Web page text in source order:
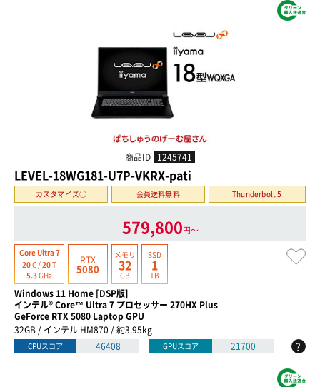
商品ID 1245741
LEVEL-18WG181-U7P-VKRX-pati
カスタマイズ○ 会員送料無料 Thunderbolt 5
579,800円〜
Core Ultra 7
20C /20T
5.3GHz
RTX
5080
メモリ
32
GB
SSD
1
TB
Windows 11 Home [DSP版]
インテル® Core™ Ultra 7 プロセッサー 270HX Plus
GeForce RTX 5080 Laptop GPU
32GB / インテル HM870 / 約3.95kg
CPUスコア 46408 GPUスコア 21700 ?